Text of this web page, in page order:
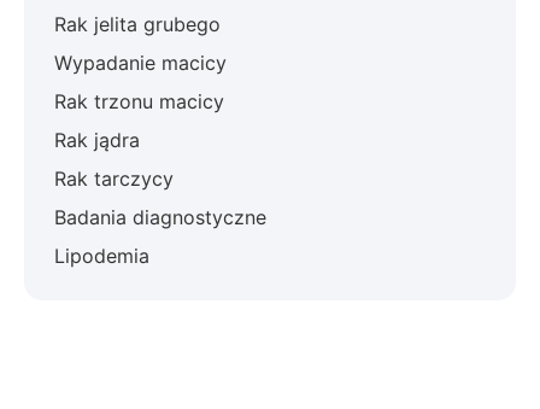
Rak jelita grubego
Wypadanie macicy
Rak trzonu macicy
Rak jądra
Rak tarczycy
Badania diagnostyczne
Lipodemia